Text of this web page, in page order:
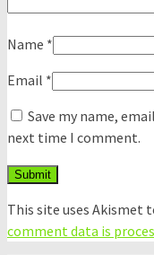
Name *
Email *
Save my name,
next time I comment.
This site uses Akismet
comment data is